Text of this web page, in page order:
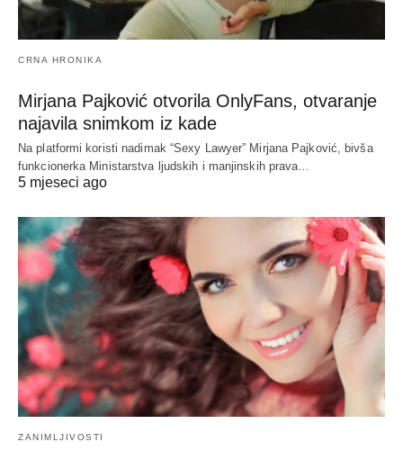
CRNA HRONIKA
Mirjana Pajković otvorila OnlyFans, otvaranje
najavila snimkom iz kade
Na platformi koristi nadimak “Sexy Lawyer” Mirjana Pajković, bivša
funkcionerka Ministarstva ljudskih i manjinskih prava…
5 mjeseci ago
ZANIMLJIVOSTI